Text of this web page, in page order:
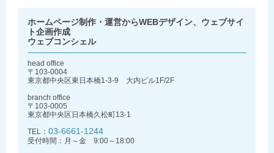
ホームページ制作・運営からWEBデザイン、ウェブサイ
ト企画作成
ウェブコンシェル
head office
〒103-0004
東京都中央区東日本橋1-3-9 大内ビル1F/2F
branch office
〒103-0005
東京都中央区日本橋久松町13-1
TEL： 03-6661-1244
受付時間：月～金 9:00～18:00